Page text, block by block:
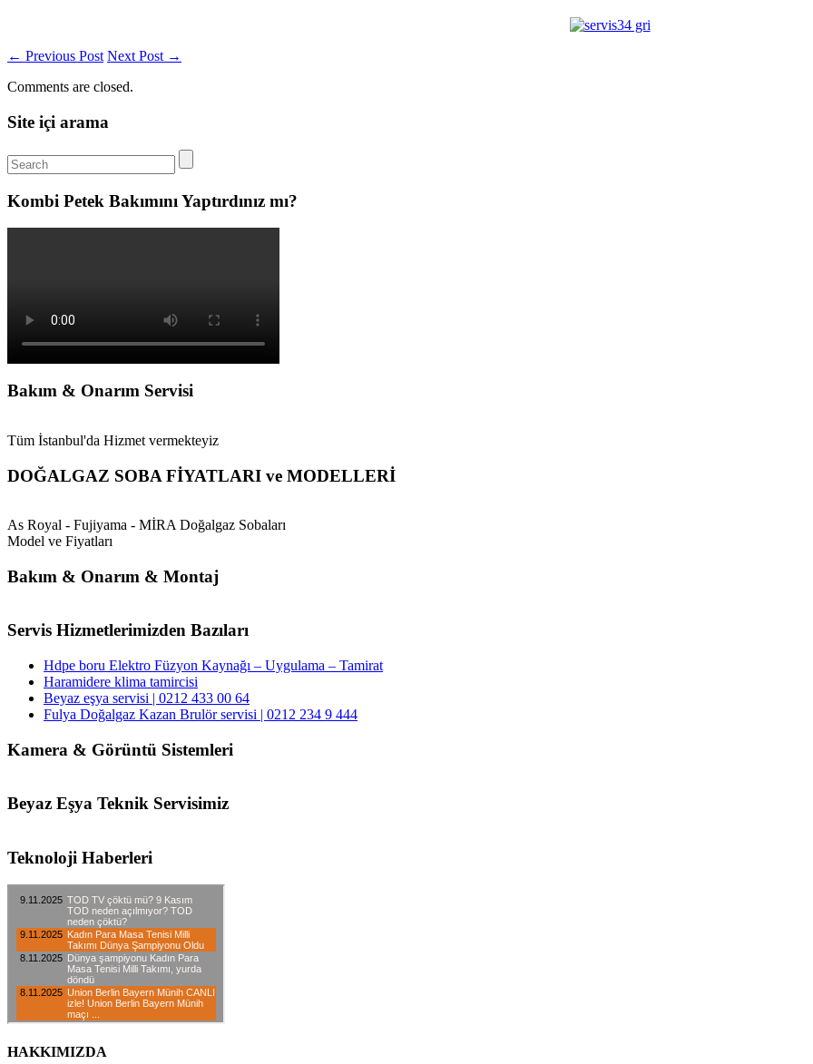
← Previous Post Next Post →
Comments are closed.
Site içi arama
Kombi Petek Bakımını Yaptırdınız mı?
Bakım & Onarım Servisi
Tüm İstanbul'da Hizmet vermekteyiz
DOĞALGAZ SOBA FİYATLARI ve MODELLERİ
As Royal - Fujiyama - MİRA Doğalgaz Sobaları
Model ve Fiyatları
Bakım & Onarım & Montaj
Servis Hizmetlerimizden Bazıları
Hdpe boru Elektro Füzyon Kaynağı – Uygulama – Tamirat
Haramidere klima tamircisi
Beyaz eşya servisi | 0212 433 00 64
Fulya Doğalgaz Kazan Brulör servisi | 0212 234 9 444
Kamera & Görüntü Sistemleri
Beyaz Eşya Teknik Servisimiz
Teknoloji Haberleri
HAKKIMIZDA